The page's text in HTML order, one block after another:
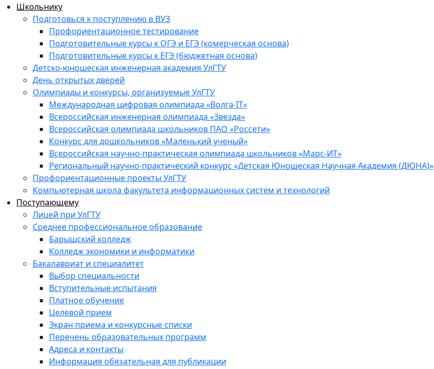
Школьнику
Подготовься к поступлению в ВУЗ
Профориентационное тестирование
Подготовительные курсы к ОГЭ и ЕГЭ (комерческая основа)
Подготовительные курсы к ЕГЭ (бюджетная основа)
Детско-юношеская инженерная академия УлГТУ
День открытых дверей
Олимпиады и конкурсы, организуемые УлГТУ
Международная цифровая олимпиада «Волга-IT»
Всероссийская инженерная олимпиада «Звезда»
Всероссийская олимпиада школьников ПАО «Россети»
Конкурс для дошкольников «Маленький ученый»
Всероссийская научно-практическая олимпиада школьников «Марс-ИТ»
Региональный научно-практический конкурс «Детская Юношеская Научная Академия (ДЮНА)»
Профориентационные проекты УлГТУ
Компьютерная школа факультета информационных систем и технологий
Поступающему
Лицей при УлГТУ
Среднее профессиональное образование
Барышский колледж
Колледж экономики и информатики
Бакалавриат и специалитет
Выбор специальности
Вступительные испытания
Платное обучение
Целевой прием
Экран приема и конкурсные списки
Перечень образовательных программ
Адреса и контакты
Информация обязательная для публикации